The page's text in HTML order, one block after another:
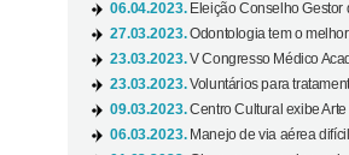
06.04.2023. Eleição Conselho Gestor
27.03.2023.Odontologia tem o
23.03.2023.V Congresso Médico
23.03.2023.Voluntários para
09.03.2023.Centro Cultural exibe
06.03.2023. Manejo de via aérea